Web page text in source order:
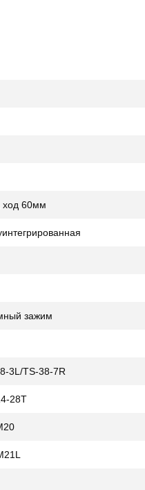
ход 60мм
зажим
3L/TS-38-7R
28Т